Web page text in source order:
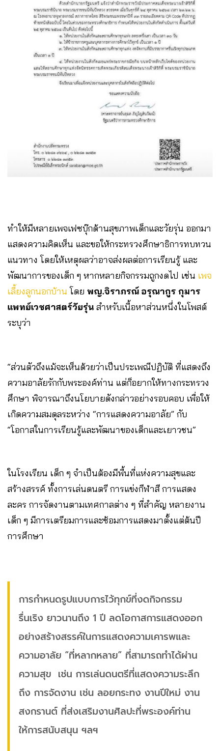
ทำให้มีหลายเพจเฟซบุ๊กด้านสุขภาพเด็กและวัยรุ่น ออกมา
แสดงความคิดเห็น และขอให้กระทรวงศึกษาธิการทบทวน
แนวทาง โดยให้เหตุผลว่าอาจส่งผลต่อการเรียนรู้ และ
พัฒนาการของเด็ก ๆ หากหลายกิจกรรมถูกงดไป เช่น เพจ
เลี้ยงลูกนอกบ้าน โดย พญ.จิราภรณ์ อรุณากูร กุมาร
แพทย์เวชศาสตร์วัยรุ่น สำหรับเนื้อหาส่วนหนึ่งในโพสต์
ระบุว่า
“ส่วนตัวถึงแม้จะเห็นด้วยว่าเป็นประเพณีปฏิบัติ ที่แสดงถึง
ความอาลัยรักกับพระองค์ท่าน แต่ก็อยากให้ทางกระทรวง
ศึกษา พิจารณาถึงนโยบายดังกล่าวอย่างรอบคอบ เพื่อให้
เกิดความสมดุลระหว่าง “การแสดงความอาลัย” กับ
“โอกาสในการเรียนรู้และพัฒนาของเด็กและเยาวชน”
ในโรงเรียน เด็ก ๆ จำเป็นต้องมีพื้นที่แห่งความสุขและ
สร้างสรรค์ ทั้งการเล่นดนตรี การแข่งกีฬาสี การแสดง
ละคร การจัดงานตามเทศกาลต่าง ๆ ที่สำคัญ หลายงาน
เด็ก ๆ มีการเตรียมการและซ้อมการแสดงมาตั้งแต่ต้นปี
การศึกษา
การกำหนดรูปแบบการไว้ทุกข์ที่งดกิจกรรม
รื่นเริง ยาวนานถึง 1 ปี ลดโอกาสการแสดงออก
อย่างสร้างสรรค์ในการแสดงความเคารพและ
ความอาลัย “ที่หลากหลาย” ที่สามารถทำได้ผ่าน
ความสุข เช่น การเล่นดนตรีที่แสดงความระลึก
ถึง การจัดงาน เช่น ลอยกระทง งานปีใหม่ งาน
สงกรานต์ ที่ส่งเสริมงานศิลปะที่พระองค์ท่าน
ให้การสนับสนุน ฯลฯ